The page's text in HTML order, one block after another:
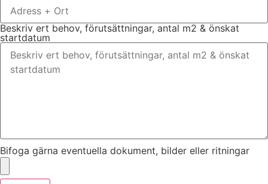
Beskriv ert behov, förutsättningar, antal m2 & önskat
startdatum
Bifoga gärna eventuella dokument, bilder eller ritningar